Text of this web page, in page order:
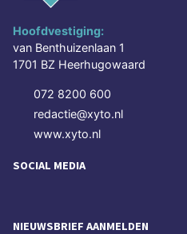
Hoofdvestiging:
van Benthuizenlaan 1
1701 BZ Heerhugowaard
072 8200 600
redactie@xyto.nl
www.xyto.nl
SOCIAL MEDIA
NIEUWSBRIEF AANMELDEN